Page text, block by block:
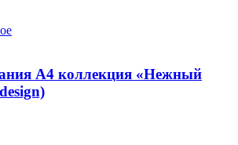
А4 коллекция «Нежный